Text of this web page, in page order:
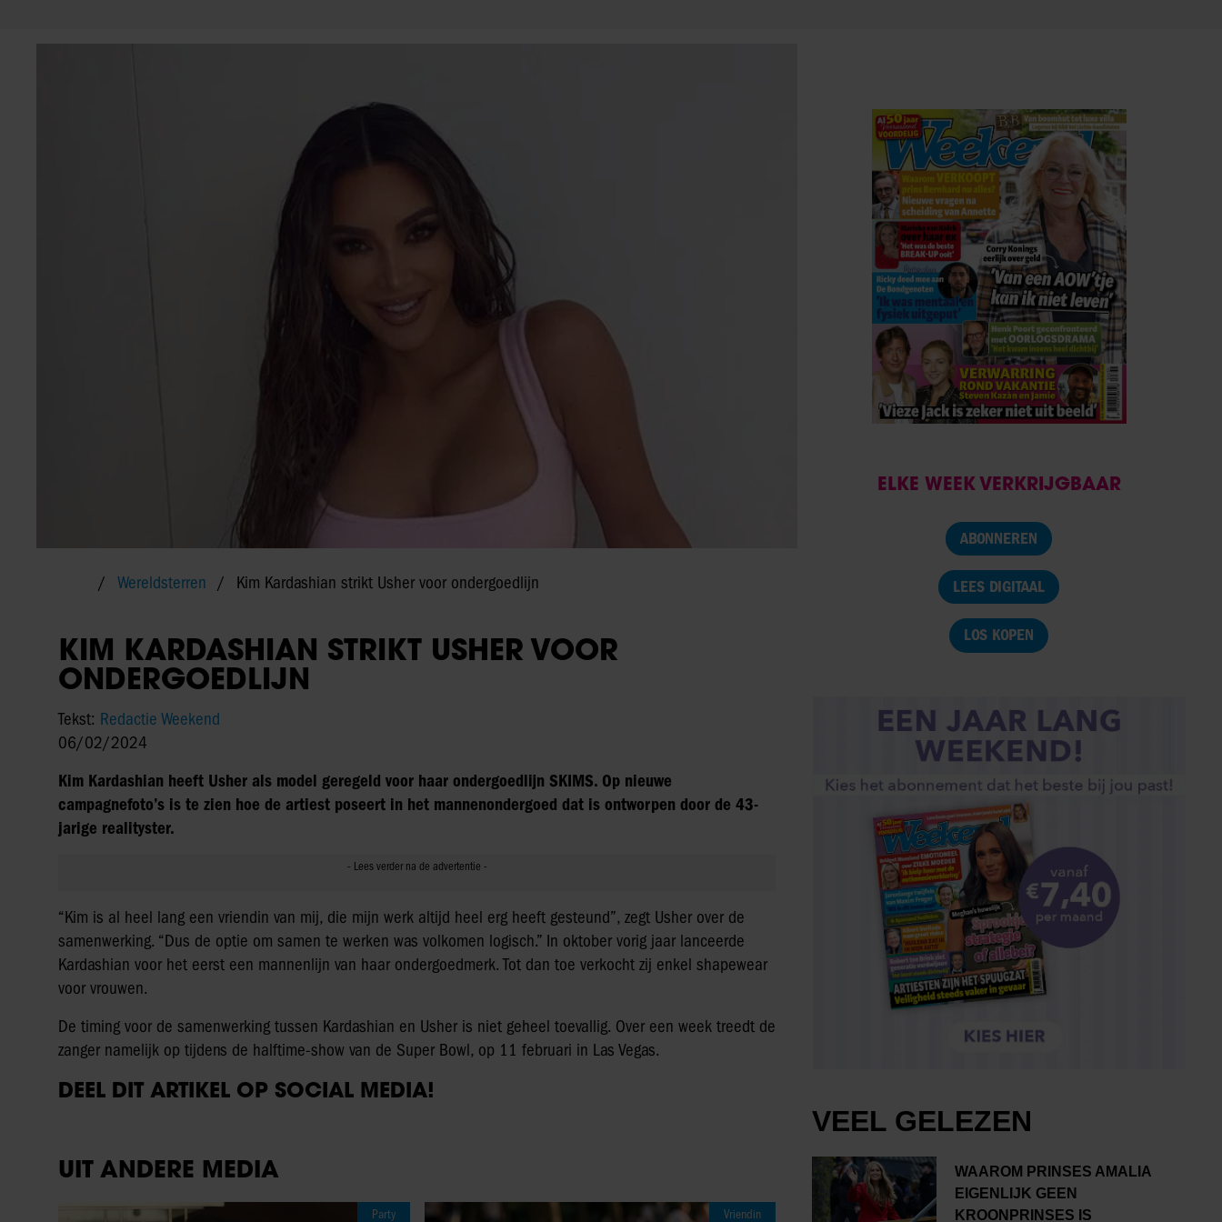
Wereldsterren Kim Kardashian strikt Usher voor ondergoedlijn
KIM KARDASHIAN STRIKT USHER VOOR
ONDERGOEDLIJN
Tekst: Redactie Weekend
06/02/2024
Kim Kardashian heeft Usher als model geregeld voor haar ondergoedlijn SKIMS. Op nieuwe
campagnefoto’s is te zien hoe de artiest poseert in het mannenondergoed dat is ontworpen door de 43-
jarige realityster.
“Kim is al heel lang een vriendin van mij, die mijn werk altijd heel erg heeft gesteund”, zegt Usher over de
samenwerking. “Dus de optie om samen te werken was volkomen logisch.” In oktober vorig jaar lanceerde
Kardashian voor het eerst een mannenlijn van haar ondergoedmerk. Tot dan toe verkocht zij enkel shapewear
voor vrouwen.
De timing voor de samenwerking tussen Kardashian en Usher is niet geheel toevallig. Over een week treedt de
zanger namelijk op tijdens de halftime-show van de Super Bowl, op 11 februari in Las Vegas.
DEEL DIT ARTIKEL OP SOCIAL MEDIA!
UIT ANDERE MEDIA
Party Vriendin
ELKE WEEK VERKRIJGBAAR
ABONNEREN
LEES DIGITAAL
LOS KOPEN